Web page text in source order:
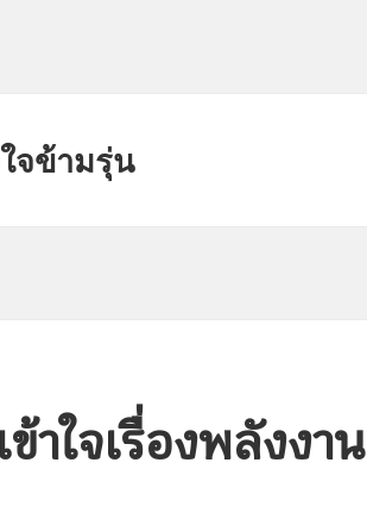
จข้ามรุ่น
ข้าใจเรื่องพลังงาน